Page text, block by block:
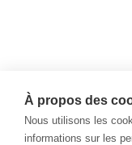
À propos des
Nous utilisons les
informations sur les